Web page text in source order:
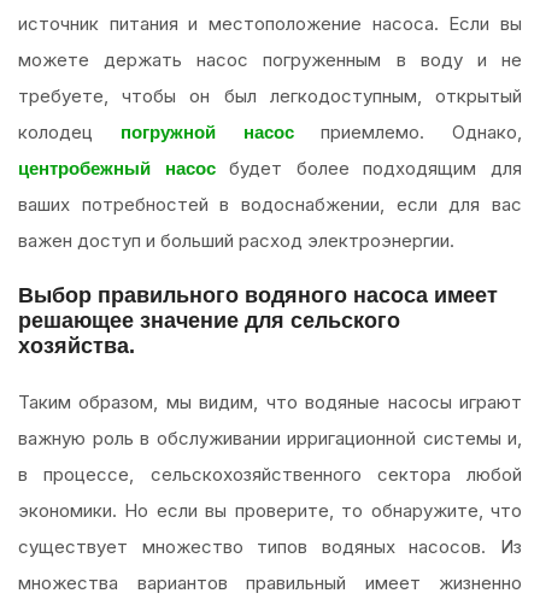
источник питания и местоположение насоса. Если вы
можете держать насос погруженным в воду и не
требуете, чтобы он был легкодоступным, открытый
колодец
погружной насосприемлемо. Однако,
центробежный насосбудет более подходящим для
ваших потребностей в водоснабжении, если для вас
важен доступ и больший расход электроэнергии.
Выбор правильного водяного насоса имеет
решающее значение для сельского
хозяйства.
Таким образом, мы видим, что водяные насосы играют
важную роль в обслуживании ирригационной системы и,
в процессе, сельскохозяйственного сектора любой
экономики. Но если вы проверите, то обнаружите, что
существует множество типов водяных насосов. Из
множества вариантов правильный имеет жизненно